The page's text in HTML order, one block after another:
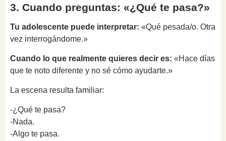
3. Cuando preguntas: «¿Qué te pasa?»
Tu adolescente puede interpretar: «Qué pesada/o. Otra
vez interrogándome.»
Cuando lo que realmente quieres decir es: «Hace días
que te noto diferente y no sé cómo ayudarte.»
La escena resulta familiar:
-¿Qué te pasa?
-Nada.
-Algo te pasa.